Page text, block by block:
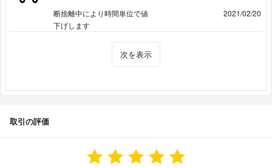
断捨離中により時間単位で値
下げします
2021/02/20
次を表示
取引の評価